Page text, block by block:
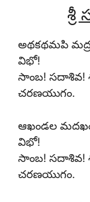
శ్రీ
అథకథమపి
విభో!
సాంబ! సదాశివ!
చరణయుగం.
ఆఖండల
విభో!
సాంబ! సదాశివ!
చరణయుగం.